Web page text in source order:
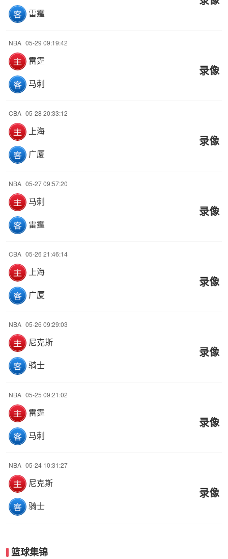
雷霆
NBA 05-29 09:19:42
雷霆
马刺
录像
CBA 05-28 20:33:12
上海
广厦
录像
NBA 05-27 09:57:20
马刺
雷霆
录像
CBA 05-26 21:46:14
上海
广厦
录像
NBA 05-26 09:29:03
尼克斯
骑士
录像
NBA 05-25 09:21:02
雷霆
马刺
录像
NBA 05-24 10:31:27
尼克斯
骑士
录像
篮球集锦